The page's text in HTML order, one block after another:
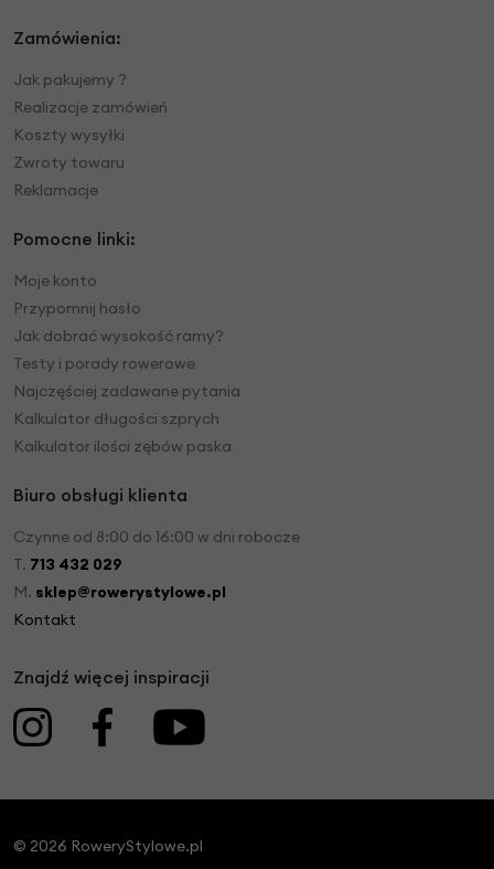
Zamówienia:
Jak pakujemy ?
Realizacje zamówień
Koszty wysyłki
Zwroty towaru
Reklamacje
Pomocne linki:
Moje konto
Przypomnij hasło
Jak dobrać wysokość ramy?
Testy i porady rowerowe
Najczęściej zadawane pytania
Kalkulator długości szprych
Kalkulator ilości zębów paska
Biuro obsługi klienta
Czynne od 8:00 do 16:00 w dni robocze
T. 713 432 029
M. sklep@rowerystylowe.pl
Kontakt
Znajdź więcej inspiracji
© 2026 RoweryStylowe.pl